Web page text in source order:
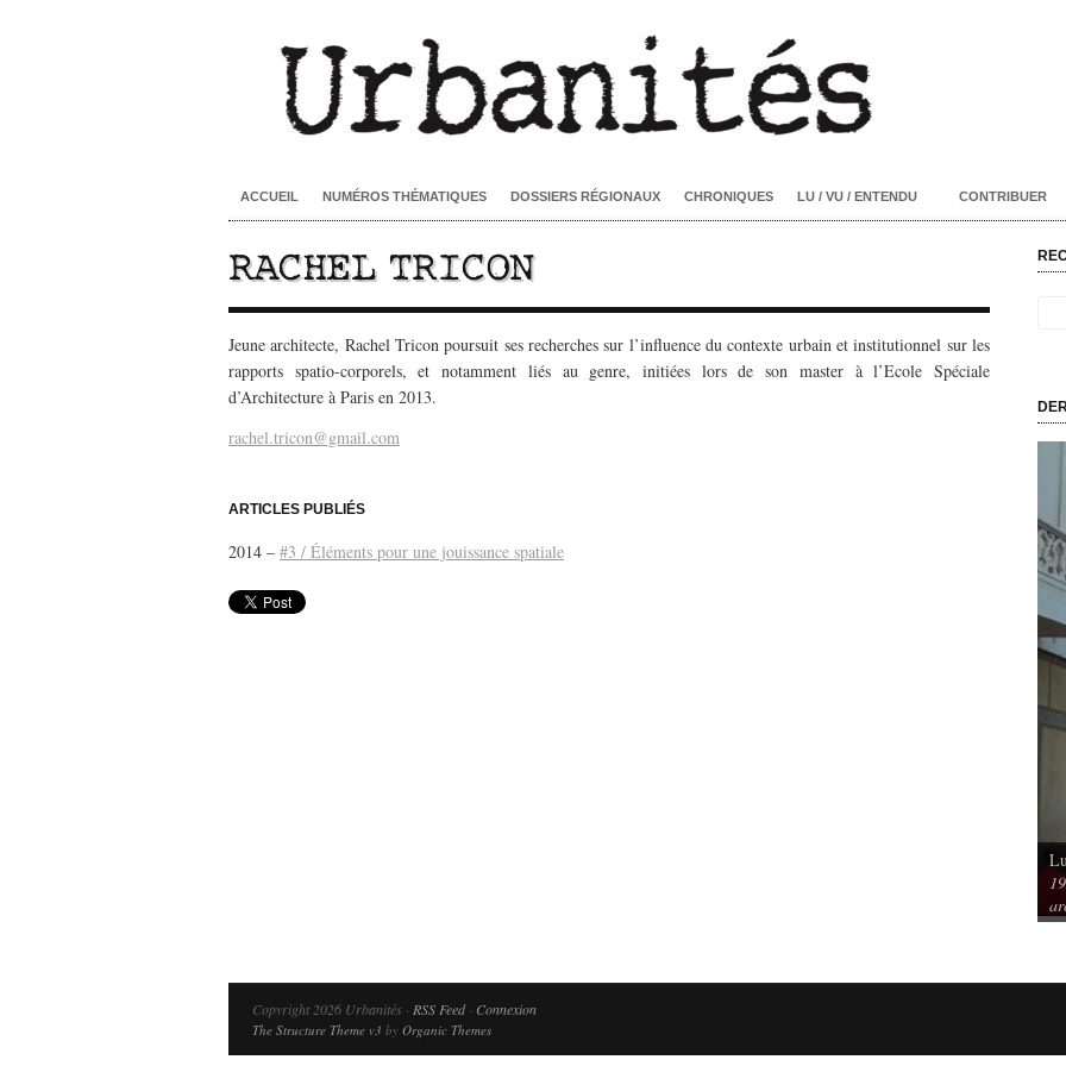
ACCUEIL NUMÉROS THÉMATIQUES DOSSIERS RÉGIONAUX CHRONIQUES LU / VU / ENTENDU CONTRIBUER
RACHEL TRICON
Jeune architecte, Rachel Tricon poursuit ses recherches sur l’influence du contexte urbain et institutionnel sur les
rapports spatio-corporels, et notamment liés au genre, initiées lors de son master à l’Ecole Spéciale
d’Architecture à Paris en 2013.
rachel.tricon@gmail.com
ARTICLES PUBLIÉS
2014 – #3 / Éléments pour une jouissance spatiale
Copyright 2026 Urbanités · RSS Feed· Connexion
The Structure Theme v3 by Organic Themes